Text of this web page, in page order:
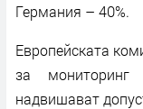
Германия – 40%.
Европейската
за
надвишават